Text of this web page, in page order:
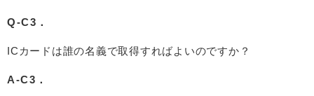
Q-C3．
ICカードは誰の名義で取得すればよいのですか？
A-C3．